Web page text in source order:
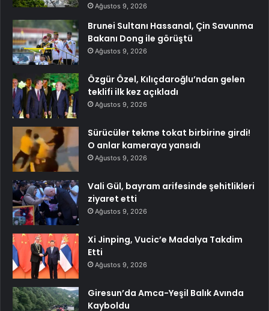
Ağustos 9, 2026
Brunei Sultanı Hassanal, Çin Savunma
Bakanı Dong ile görüştü
Ağustos 9, 2026
Özgür Özel, Kılıçdaroğlu’ndan gelen
teklifi ilk kez açıkladı
Ağustos 9, 2026
Sürücüler tekme tokat birbirine girdi!
O anlar kameraya yansıdı
Ağustos 9, 2026
Vali Gül, bayram arifesinde şehitlikleri
ziyaret etti
Ağustos 9, 2026
Xi Jinping, Vucic’e Madalya Takdim
Etti
Ağustos 9, 2026
Giresun’da Amca-Yeşil Balık Avında
Kayboldu